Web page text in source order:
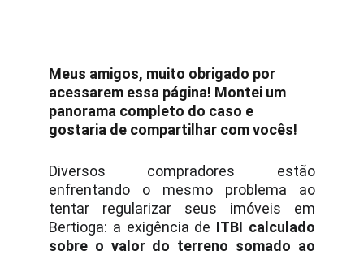
Meus amigos, muito obrigado por
acessarem essa página! Montei um
panorama completo do caso e
gostaria de compartilhar com vocês!
Diversos compradores estão
enfrentando o mesmo problema ao
tentar regularizar seus imóveis em
Bertioga: a exigência de ITBI calculado
sobre o valor do terreno somado ao